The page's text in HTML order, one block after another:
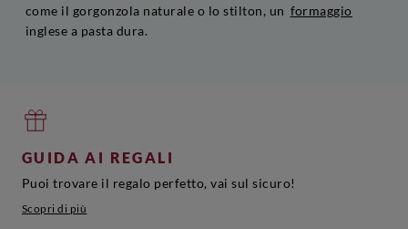
come il gorgonzola naturale o lo stilton, un formaggio
inglese a pasta dura.
GUIDA AI REGALI
Puoi trovare il regalo perfetto, vai sul sicuro!
Scopri di più